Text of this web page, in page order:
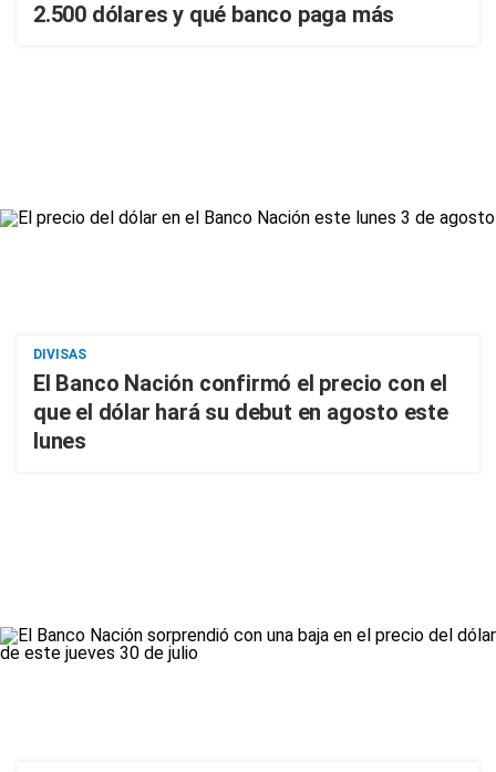
2.500 dólares y qué banco paga más
DIVISAS
El Banco Nación confirmó el precio con el
que el dólar hará su debut en agosto este
lunes